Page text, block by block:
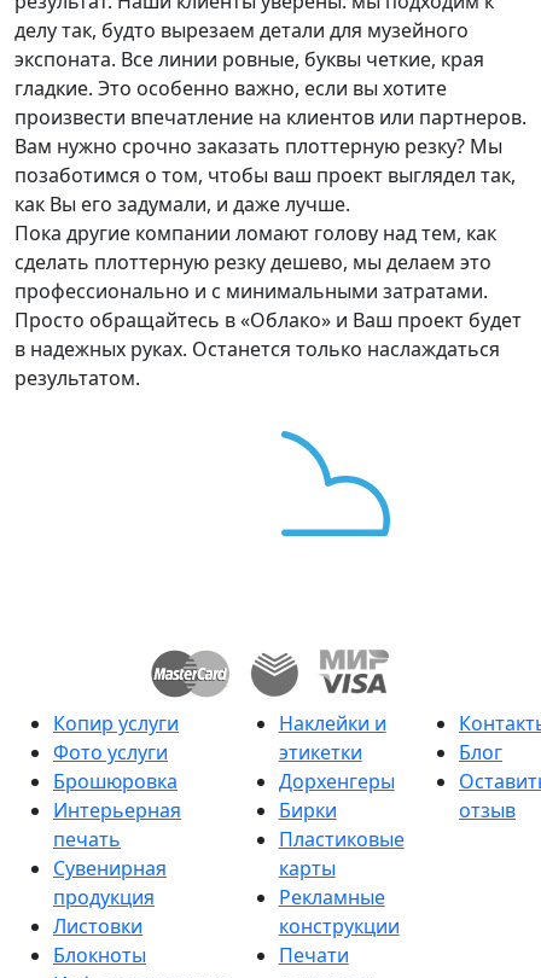
делу так, будто вырезаем детали для музейного
экспоната. Все линии ровные, буквы четкие, края
гладкие. Это особенно важно, если вы хотите
произвести впечатление на клиентов или партнеров.
Вам нужно срочно заказать плоттерную резку? Мы
позаботимся о том, чтобы ваш проект выглядел так,
как Вы его задумали, и даже лучше.
Пока другие компании ломают голову над тем, как
сделать плоттерную резку дешево, мы делаем это
профессионально и с минимальными затратами.
Просто обращайтесь в «Облако» и Ваш проект будет
в надежных руках. Останется только наслаждаться
результатом.
Копир услуги
Фото услуги
Брошюровка
Интерьерная
печать
Сувенирная
продукция
Листовки
Блокноты
Наклейки и
этикетки
Дорхенгеры
Бирки
Пластиковые
карты
Рекламные
конструкции
Печати
Блог
отзыв